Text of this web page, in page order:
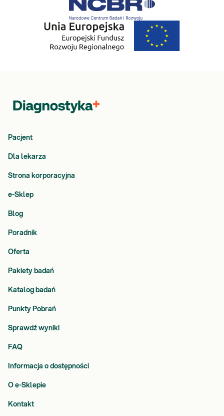
Pacjent
Dla lekarza
Strona korporacyjna
e-Sklep
Blog
Poradnik
Oferta
Pakiety badań
Katalog badań
Punkty Pobrań
Sprawdź wyniki
FAQ
Informacja o dostępności
O e-Sklepie
Kontakt